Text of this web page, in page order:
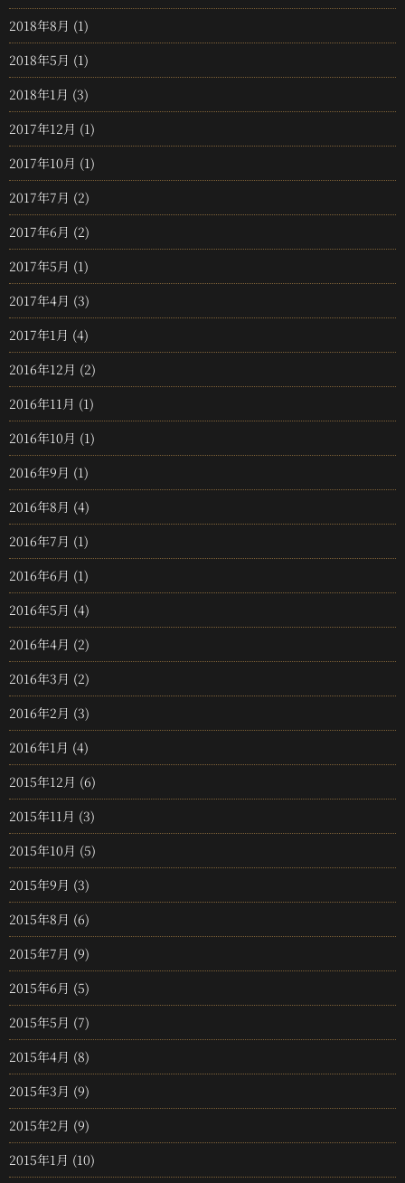
2018年8月 (1)
2018年5月 (1)
2018年1月 (3)
2017年12月 (1)
2017年10月 (1)
2017年7月 (2)
2017年6月 (2)
2017年5月 (1)
2017年4月 (3)
2017年1月 (4)
2016年12月 (2)
2016年11月 (1)
2016年10月 (1)
2016年9月 (1)
2016年8月 (4)
2016年7月 (1)
2016年6月 (1)
2016年5月 (4)
2016年4月 (2)
2016年3月 (2)
2016年2月 (3)
2016年1月 (4)
2015年12月 (6)
2015年11月 (3)
2015年10月 (5)
2015年9月 (3)
2015年8月 (6)
2015年7月 (9)
2015年6月 (5)
2015年5月 (7)
2015年4月 (8)
2015年3月 (9)
2015年2月 (9)
2015年1月 (10)